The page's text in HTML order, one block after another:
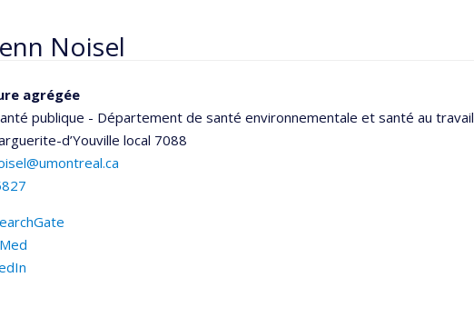
Noisel
agrégée
publique - Département de santé environnementale et santé au travail
d’Youville local 7088